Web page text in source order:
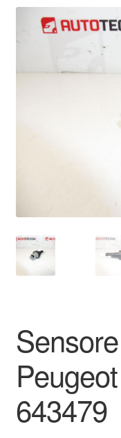
Il mio account
Pagamenti
Politica sulla
Rimostranza
Spedizione in tutto il
643479